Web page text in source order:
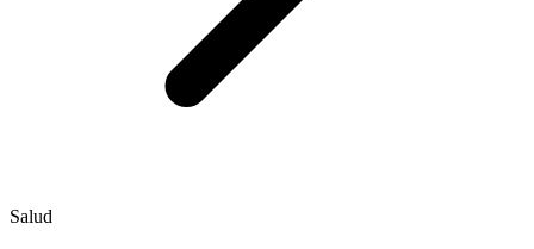
Salud